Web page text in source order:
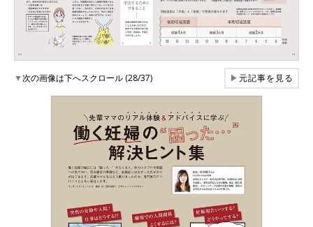
▼次の画像は下へスクロール (28/37) ▶元記事を見る